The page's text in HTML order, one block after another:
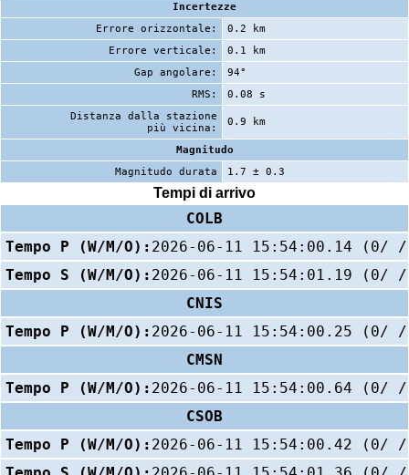
Incertezze
Errore orizzontale:
0.2 km
Errore verticale:
0.1 km
Gap angolare:
94°
RMS:
0.08 s
Distanza dalla stazione
più vicina:
0.9 km
Magnitudo
Magnitudo durata
1.7 ± 0.3
Tempi di arrivo
COLB
Tempo P (W/M/O): 2026-06-11 15:54:00.14 (0/
Tempo S (W/M/O): 2026-06-11 15:54:01.19 (0/
CNIS
Tempo P (W/M/O): 2026-06-11 15:54:00.25 (0/
CMSN
Tempo P (W/M/O): 2026-06-11 15:54:00.64 (0/
CSOB
Tempo P (W/M/O): 2026-06-11 15:54:00.42 (0/